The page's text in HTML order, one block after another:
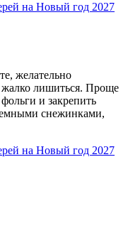
желательно
жалко лишиться. Проще
и закрепить
снежинками,